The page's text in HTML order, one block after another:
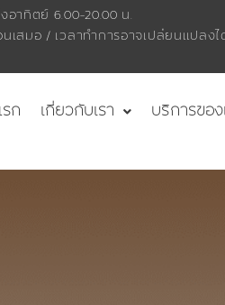
อาทิตย์ 6.00-20.00 น.
เสมอ / เวลาทำการอาจเปลี่ยนแปลง
ก
เกี่ยวกับเรา บริการของ